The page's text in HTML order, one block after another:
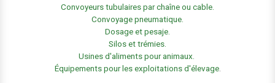
Convoyeurs tubulaires par chaîne ou cable.
Convoyage pneumatique.
Dosage et pesaje.
Silos et trémies.
Usines d'aliments pour animaux.
Équipements pour les exploitations d'élevage.